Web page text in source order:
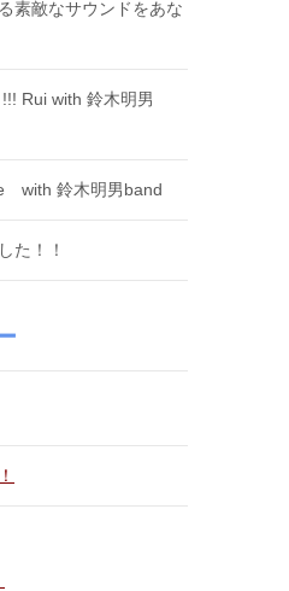
素敵なサウンドをあな
Rui with 鈴木明男
with 鈴木明男band
た！！